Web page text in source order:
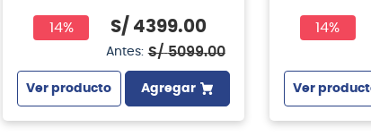
14% S/ 4399.00
Antes: S/ 5099.00
Ver producto Agregar
14%
Ver